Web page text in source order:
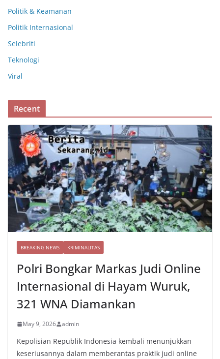
Politik & Keamanan
Politik Internasional
Selebriti
Teknologi
Viral
Recent
BREAKING NEWS KRIMINALITAS
Polri Bongkar Markas Judi Online
Internasional di Hayam Wuruk,
321 WNA Diamankan
May 9, 2026 admin
Kepolisian Republik Indonesia kembali menunjukkan
keseriusannya dalam memberantas praktik judi online